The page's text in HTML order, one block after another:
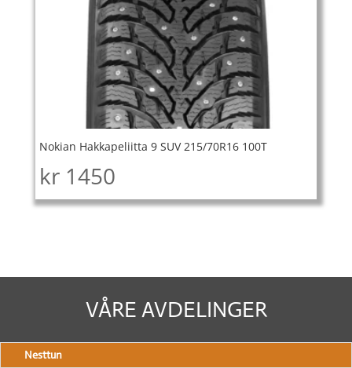
Nokian Hakkapeliitta 9 SUV 215/70R16 100T
kr 1450
VÅRE AVDELINGER
Nesttun